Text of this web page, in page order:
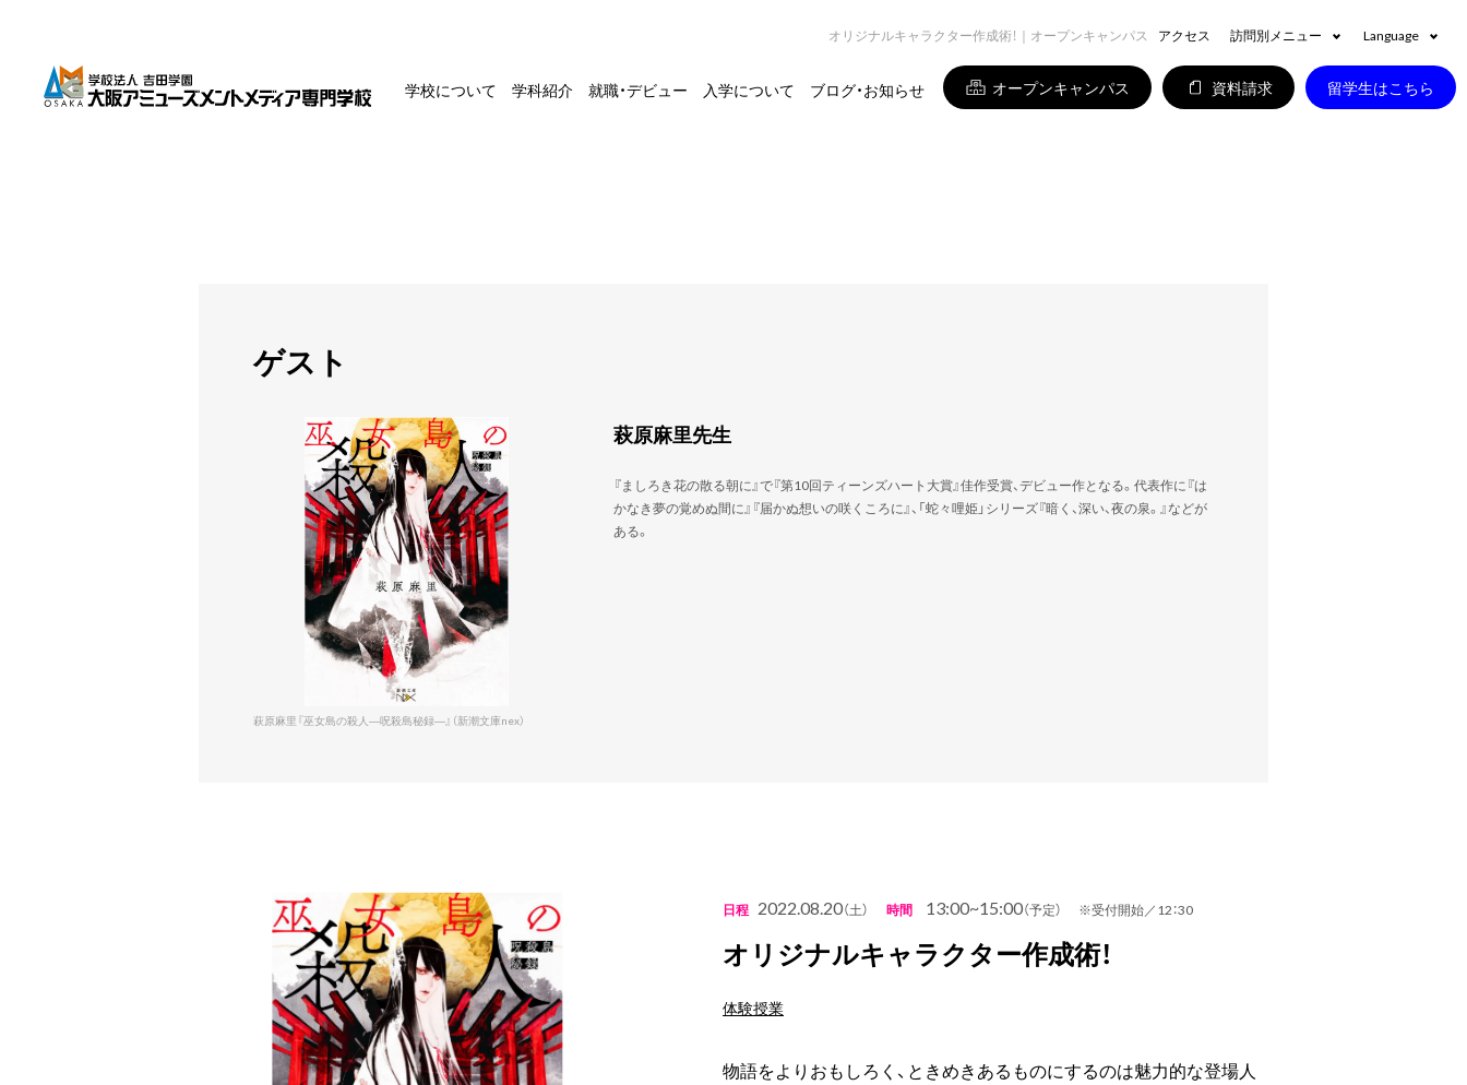
アクセス 訪問別メニュー Language
学校について 学科紹介 就職・デビュー 入学について ブログ・お知らせ オープンキャンパス 資料請求 留学生はこちら
オリジナルキャラクター作成術！｜オープンキャンパス
ゲスト
萩原麻里『巫女島の殺人―呪殺島秘録―』（新潮文庫nex）
萩原麻里先生
『ましろき花の散る朝に』で『第10回ティーンズハート大賞』佳作受賞、デビュー作となる。代表作に『は
かなき夢の覚めぬ間に』『届かぬ想いの咲くころに』、「蛇々哩姫」シリーズ『暗く、深い、夜の泉。』などが
ある。
日程 2022.08.20（土） 時間 13:00~15:00（予定） ※受付開始／12：30
オリジナルキャラクター作成術！
体験授業
物語をよりおもしろく、ときめきあるものにするのは魅力的な登場人